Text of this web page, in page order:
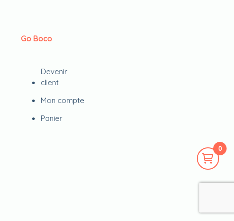
0
Go Boco
Devenir
client
Mon compte
Panier